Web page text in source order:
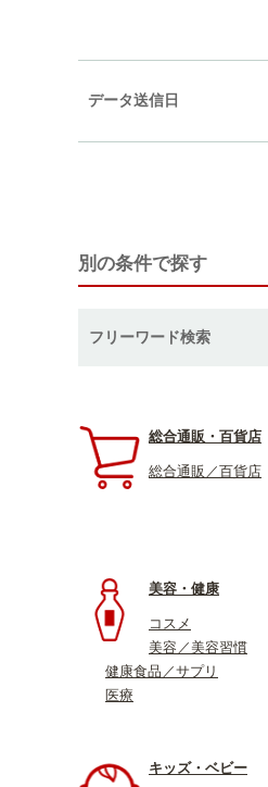
データ送信日
別の条件で探す
フリーワード検索
総合通販・百貨店
総合通販／百貨店
美容・健康
コスメ
美容／美容習慣
健康食品／サプリ
医療
キッズ・ベビー